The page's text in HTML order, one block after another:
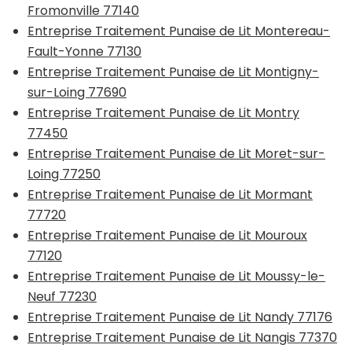
Fromonville 77140
Entreprise Traitement Punaise de Lit Montereau-
Fault-Yonne 77130
Entreprise Traitement Punaise de Lit Montigny-
sur-Loing 77690
Entreprise Traitement Punaise de Lit Montry
77450
Entreprise Traitement Punaise de Lit Moret-sur-
Loing 77250
Entreprise Traitement Punaise de Lit Mormant
77720
Entreprise Traitement Punaise de Lit Mouroux
77120
Entreprise Traitement Punaise de Lit Moussy-le-
Neuf 77230
Entreprise Traitement Punaise de Lit Nandy 77176
Entreprise Traitement Punaise de Lit Nangis 77370